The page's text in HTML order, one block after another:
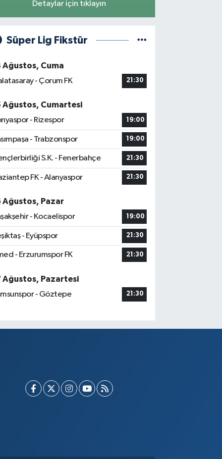
Detaylar için tıklayın
Süper Lig Fikstür
Ağustos, Cuma
- Çorum FK
21:30
Ağustos, Cumartesi
- Rizespor
19:00
- Trabzonspor 19:00
S.K. - Fenerbahçe 21:30
FK - Alanyaspor 21:30
Ağustos, Pazar
- Kocaelispor
19:00
- Eyüpspor 21:30
- Erzurumspor FK 21:30
Ağustos, Pazartesi
- Göztepe
21:30